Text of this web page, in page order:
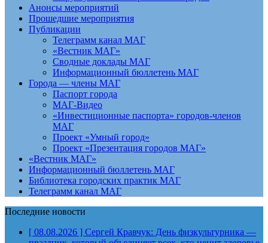
Анонсы мероприятий
Прошедшие мероприятия
Публикации
Телеграмм канал МАГ
«Вестник МАГ»
Сводные доклады МАГ
Информационный бюллетень МАГ
Города — члены МАГ
Паспорт города
МАГ-Видео
«Инвестиционные паспорта» городов-членов
МАГ
Проект «Умный город»
Проект «Презентация городов МАГ»
«Вестник МАГ»
Информационный бюллетень МАГ
Библиотека городских практик МАГ
Телеграмм канал МАГ
Последние новости
[ 08.08.2026 ] Сергей Кравчук: День физкультурника —